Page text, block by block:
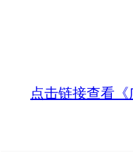
点击链接查看